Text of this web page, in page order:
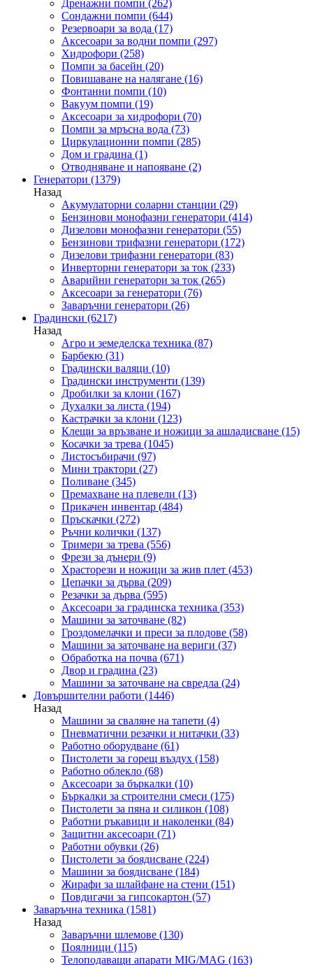
Дренажни помпи (262)
Сондажни помпи (644)
Резервоари за вода (17)
Аксесоари за водни помпи (297)
Хидрофори (258)
Помпи за басейн (20)
Повишаване на налягане (16)
Фонтанни помпи (10)
Вакуум помпи (19)
Аксесоари за хидрофори (70)
Помпи за мръсна вода (73)
Циркулационни помпи (285)
Дом и градина (1)
Отводняване и напояване (2)
Генератори (1379)
Назад
Акумулаторни соларни станции (29)
Бензинови монофазни генератори (414)
Дизелови монофазни генератори (55)
Бензинови трифазни генератори (172)
Дизелови трифазни генератори (83)
Инверторни генератори за ток (233)
Аварийни генератори за ток (265)
Аксесоари за генератори (76)
Заваръчни генератори (26)
Градински (6217)
Назад
Агро и земеделска техника (87)
Барбекю (31)
Градински валяци (10)
Градински инструменти (139)
Дробилки за клони (167)
Духалки за листа (194)
Кастрачки за клони (123)
Клещи за връзване и ножици за ашладисване (15)
Косачки за трева (1045)
Листосъбирачи (97)
Мини трактори (27)
Поливане (345)
Премахване на плевели (13)
Прикачен инвентар (484)
Пръскачки (272)
Ръчни колички (137)
Тримери за трева (556)
Фрези за дънери (9)
Храсторези и ножици за жив плет (453)
Цепачки за дърва (209)
Резачки за дърва (595)
Аксесоари за градинска техника (353)
Машини за заточване (82)
Гроздомелачки и преси за плодове (58)
Машини за заточване на вериги (37)
Обработка на почва (671)
Двор и градина (23)
Машини за заточване на свредла (24)
Довършителни работи (1446)
Назад
Машини за сваляне на тапети (4)
Пневматични резачки и нитачки (33)
Работно оборудване (61)
Пистолети за горещ въздух (158)
Работно облекло (68)
Аксесоари за бъркалки (10)
Бъркалки за строителни смеси (175)
Пистолети за пяна и силикон (108)
Работни ръкавици и наколенки (84)
Защитни аксесоари (71)
Работни обувки (26)
Пистолети за боядисване (224)
Машини за боядисване (184)
Жирафи за шлайфане на стени (151)
Повдигачи за гипсокартон (57)
Заваръчна техника (1581)
Назад
Заваръчни шлемове (130)
Поялници (115)
Телоподаващи апарати MIG/MAG (163)